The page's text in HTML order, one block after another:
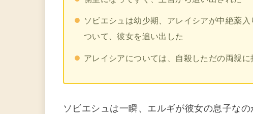
ソビエシュは幼少期、アレイシアが中絶薬
ついて、彼女を追い出した
アレイシアについては、自殺しただの両親
ソビエシュは一瞬、エルギが彼女の息子な